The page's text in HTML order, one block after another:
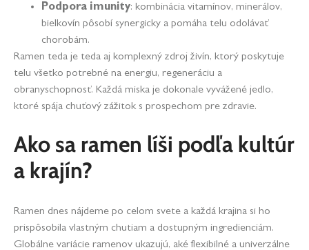
Podpora imunity: kombinácia vitamínov, minerálov,
bielkovín pôsobí synergicky a pomáha telu odolávať
chorobám.
Ramen teda je teda aj komplexný zdroj živín, ktorý poskytuje
telu všetko potrebné na energiu, regeneráciu a
obranyschopnosť. Každá miska je dokonale vyvážené jedlo,
ktoré spája chuťový zážitok s prospechom pre zdravie.
Ako sa ramen líši podľa kultúr
a krajín?
Ramen dnes nájdeme po celom svete a každá krajina si ho
prispôsobila vlastným chutiam a dostupným ingredienciám.
Globálne variácie ramenov ukazujú, aké flexibilné a univerzálne